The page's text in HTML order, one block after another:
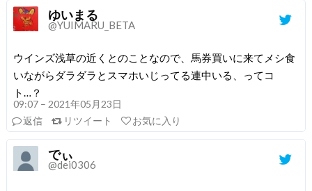
ゆいまる
@YUIMARU_BETA
ウインズ浅草の近くとのことなので、馬券買いに来てメシ食
いながらダラダラとスマホいじってる連中いる、ってコ
ト…？
09:07 – 2021年05月23日
返信
リツイート お気に入り
でぃ
@dei0306